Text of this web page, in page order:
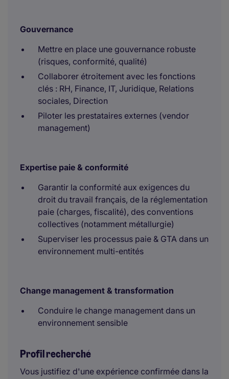
Gouvernance
Mettre en place une gouvernance robuste
(risques, conformité, qualité)
Collaborer étroitement avec les fonctions
clés : RH, Finance, IT, Juridique, Relations
sociales, Direction
Piloter les prestataires externes (vendor
management)
Expertise paie & conformité
Garantir la conformité aux exigences du
droit du travail français, de la réglementation
paie (charges, fiscalité), des conventions
collectives (notamment métallurgie)
Superviser les processus paie & GTA dans un
environnement multi-entités
Change management & transformation
Conduire le change management dans un
environnement sensible
Profil recherché
Vous justifiez d'une expérience confirmée dans la